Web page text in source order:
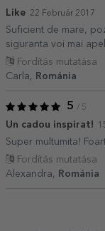
Like 22 Február 2017
Suficient de mare,
siguranta voi mai
Fordítás mutatása
Carla,
Románia
5 / 5
Un cadou inspirat!
Super multumita!
Fordítás mutatása
Alexandra,
Románia